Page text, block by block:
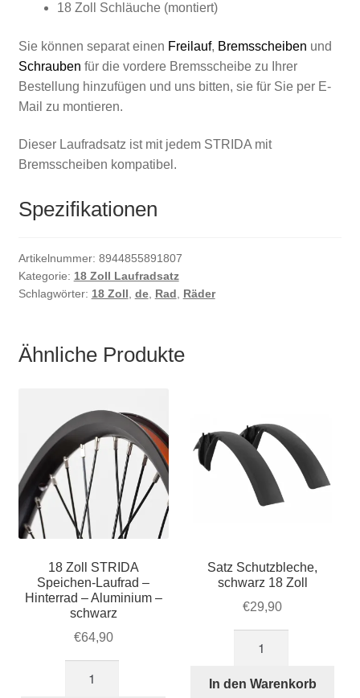
18 Zoll Schläuche (montiert)
Sie können separat einen Freilauf, Bremsscheiben und
Schrauben für die vordere Bremsscheibe zu Ihrer
Bestellung hinzufügen und uns bitten, sie für Sie per E-
Mail zu montieren.
Dieser Laufradsatz ist mit jedem STRIDA mit
Bremsscheiben kompatibel.
Spezifikationen
Artikelnummer: 8944855891807
Kategorie: 18 Zoll Laufradsatz
Schlagwörter: 18 Zoll de, Rad Räder
Ähnliche Produkte
18 Zoll STRIDA
Speichen-Laufrad –
Hinterrad – Aluminium –
schwarz
€64,90
Satz Schutzbleche,
schwarz 18 Zoll
€29,90
schwarz
In den Warenkorb